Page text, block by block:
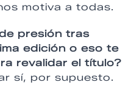
motiva a todas.
presión tras
edición o eso te
revalidar el título?
sí, por supuesto.